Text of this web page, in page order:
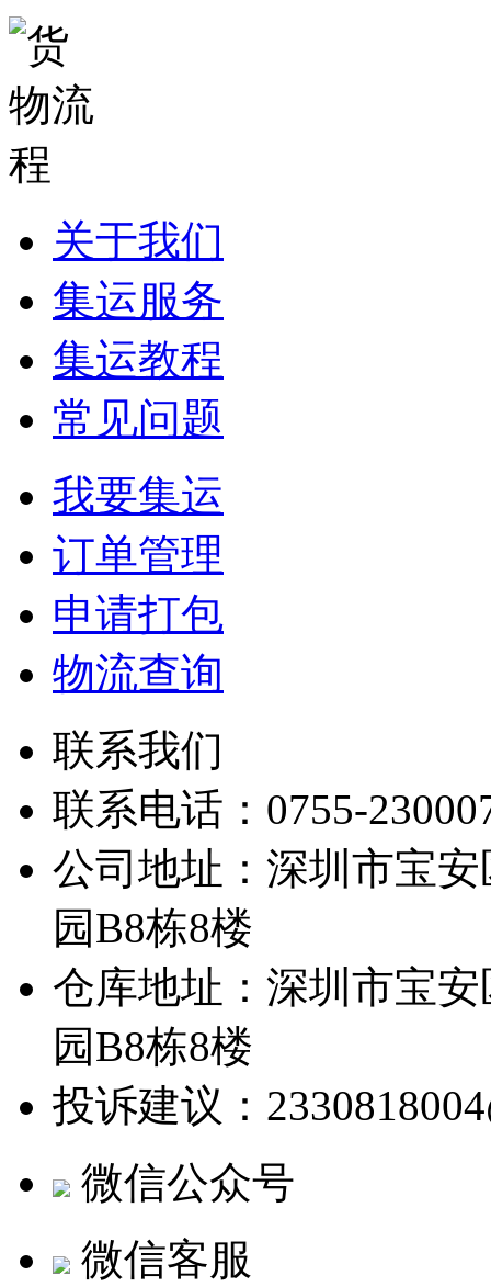
关于我们
集运服务
集运教程
常见问题
我要集运
订单管理
申请打包
物流查询
联系我们
联系电话：0755-
公司地址：深圳市宝
园B8栋8楼
仓库地址：深圳市宝
园B8栋8楼
投诉建议：
微信公众号
微信客服